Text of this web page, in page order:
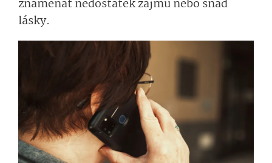
znamenat nedostatek zájmu nebo snad
lásky.